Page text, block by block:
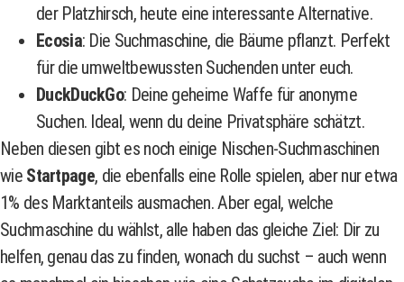
der Platzhirsch, heute eine interessante Alternative.
Ecosia: Die Suchmaschine, die Bäume pflanzt. Perfekt
für die umweltbewussten Suchenden unter euch.
DuckDuckGo: Deine geheime Waffe für anonyme
Suchen. Ideal, wenn du deine Privatsphäre schätzt.
Neben diesen gibt es noch einige Nischen-Suchmaschinen
wie Startpage, die ebenfalls eine Rolle spielen, aber nur etwa
1% des Marktanteils ausmachen. Aber egal, welche
Suchmaschine du wählst, alle haben das gleiche Ziel: Dir zu
helfen, genau das zu finden, wonach du suchst – auch wenn